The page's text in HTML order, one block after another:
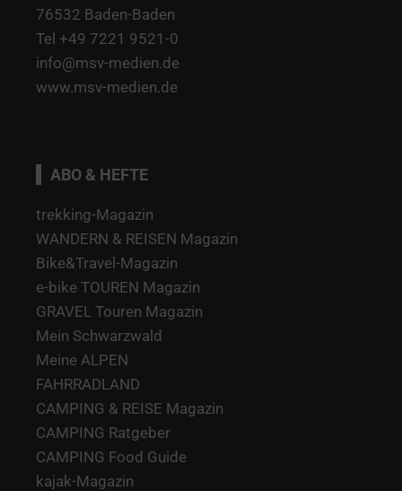
76532 Baden-Baden
Tel +49 7221 9521-0
info@msv-medien.de
www.msv-medien.de
ABO & HEFTE
trekking-Magazin
WANDERN & REISEN Magazin
Bike&Travel-Magazin
e-bike TOUREN Magazin
GRAVEL Touren Magazin
Mein Schwarzwald
Meine ALPEN
FAHRRADLAND
CAMPING & REISE Magazin
CAMPING Ratgeber
CAMPING Food Guide
kajak-Magazin